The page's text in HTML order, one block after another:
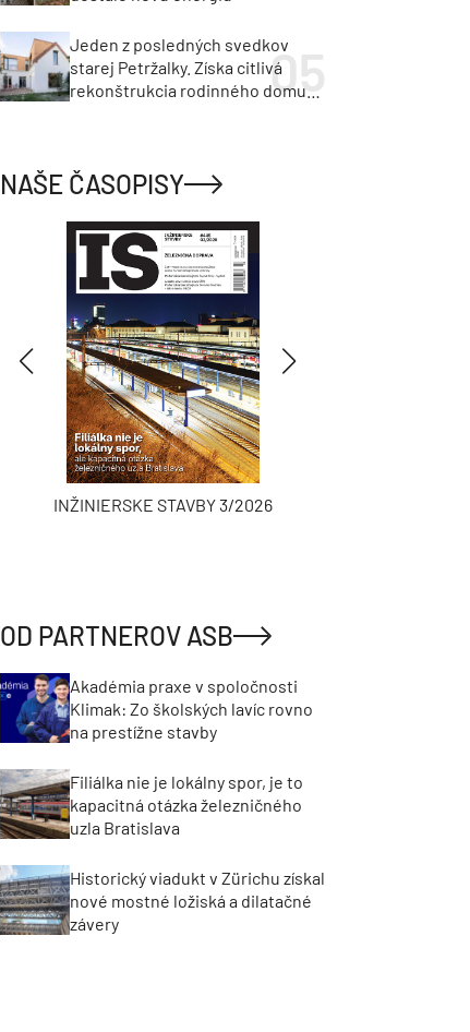
Jeden z posledných svedkov
starej Petržalky. Získa citlivá
rekonštrukcia rodinného domu
NAŠE ČASOPISY
INŽINIERSKE STAVBY 3/2026
OD PARTNEROV ASB
Akadémia praxe v spoločnosti
Klimak: Zo školských lavíc rovno
na prestížne stavby
Filiálka nie je lokálny spor, je to
kapacitná otázka železničného
uzla Bratislava
Historický viadukt v Zürichu získal
nové mostné ložiská a dilatačné
závery